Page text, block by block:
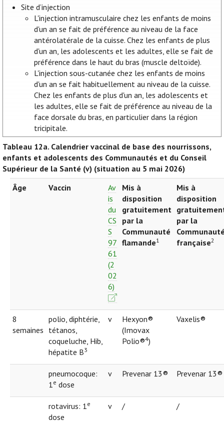
Site d’injection
L'injection intramusculaire chez les enfants de moins
d'un an se fait de préférence au niveau de la face
antérolatérale de la cuisse. Chez les enfants de plus
d'un an, les adolescents et les adultes, elle se fait de
préférence dans le haut du bras (muscle deltoïde).
L'injection sous-cutanée chez les enfants de moins
d'un an se fait habituellement au niveau de la cuisse.
Chez les enfants de plus d'un an, les adolescents et
les adultes, elle se fait de préférence au niveau de la
face dorsale du bras, en particulier dans la région
tricipitale.
Tableau 12a. Calendrier vaccinal de base des nourrissons,
enfants et adolescents des Communautés et du Conseil
Supérieur de la Santé (v) (situation au 5 mai 2026)
Âge
Vaccin
Av
is
du
CS
S
97
61
(2
02
6)
Mis à
disposition
gratuitement
par la
Communauté
flamande1
Mis à
disposition
par la
française2
8
semaines
polio, diphtérie,
tétanos,
coqueluche, Hib,
hépatite B3
v
Hexyon®
(Imovax
Polio®4)
Vaxelis®
pneumocoque:
1e dose
v Prevenar 13® Prevenar 13®
rotavirus: 1e
dose
v / /